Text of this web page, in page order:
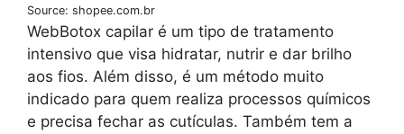
Source: shopee.com.br
WebBotox capilar é um tipo de tratamento
intensivo que visa hidratar, nutrir e dar brilho
aos fios. Além disso, é um método muito
indicado para quem realiza processos químicos
e precisa fechar as cutículas. Também tem a